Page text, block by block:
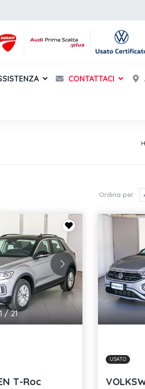
CONTATTACI
Ordina per
1/21
T-Roc
USATO